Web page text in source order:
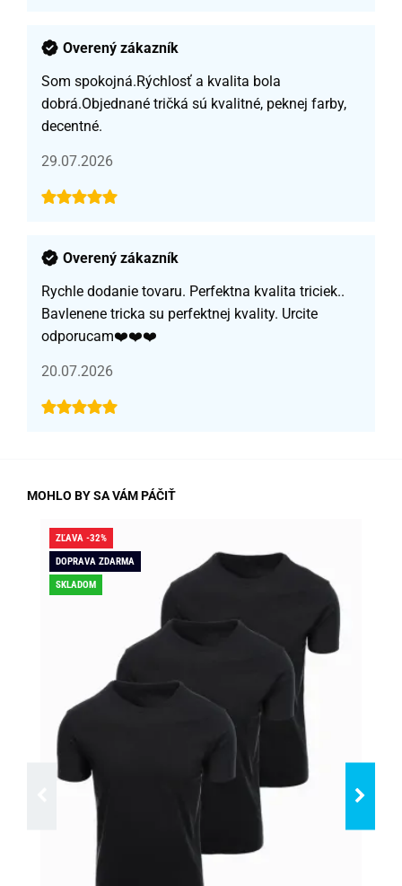
Overený zákazník
Som spokojná.Rýchlosť a kvalita bola
dobrá.Objednané tričká sú kvalitné, peknej farby,
decentné.
29.07.2026
Overený zákazník
Rychle dodanie tovaru. Perfektna kvalita triciek..
Bavlenene tricka su perfektnej kvality. Urcite
odporucam❤️❤️❤️
20.07.2026
MOHLO BY SA VÁM PÁČIŤ
ZĽAVA -32%
DOPRAVA ZDARMA
SKLADOM